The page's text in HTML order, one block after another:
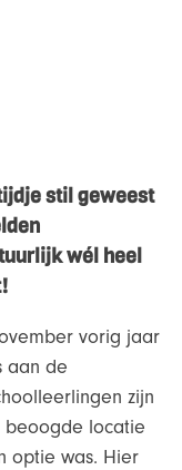
stil geweest
wél heel
vorig jaar
aan de
zijn
beoogde locatie
optie was. Hier